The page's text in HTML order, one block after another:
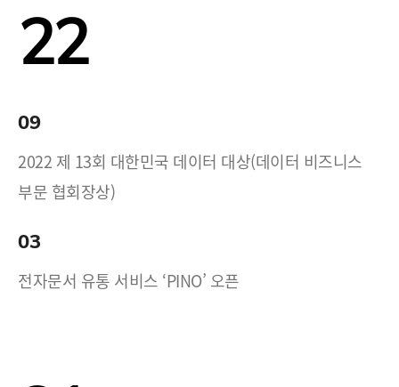
22
09
2022 제 13회 대한민국 데이터 대상(데이터 비즈니스
부문 협회장상)
03
전자문서 유통 서비스 ‘PINO’ 오픈